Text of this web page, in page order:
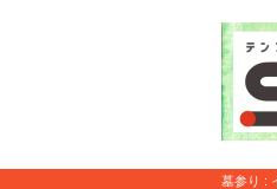
墓参り :